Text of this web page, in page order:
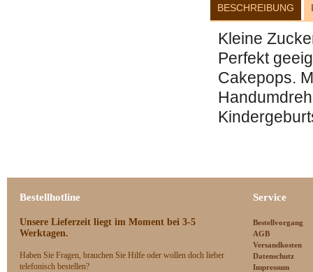
BESCHREIBUNG
Kleine
Perfekt
Cakepops.
Bestellhotline
Unsere Lieferzeit liegt im Moment bei 3-5
Werktagen.
Haben Sie Fragen, brauchen Sie Hilfe oder wollen doch lieber
telefonisch bestellen?
Service
Bestellvorgang
AGB
Versandkosten
Datenschutz
Impressum